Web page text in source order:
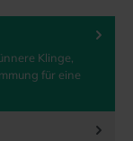
Klinge,
für eine